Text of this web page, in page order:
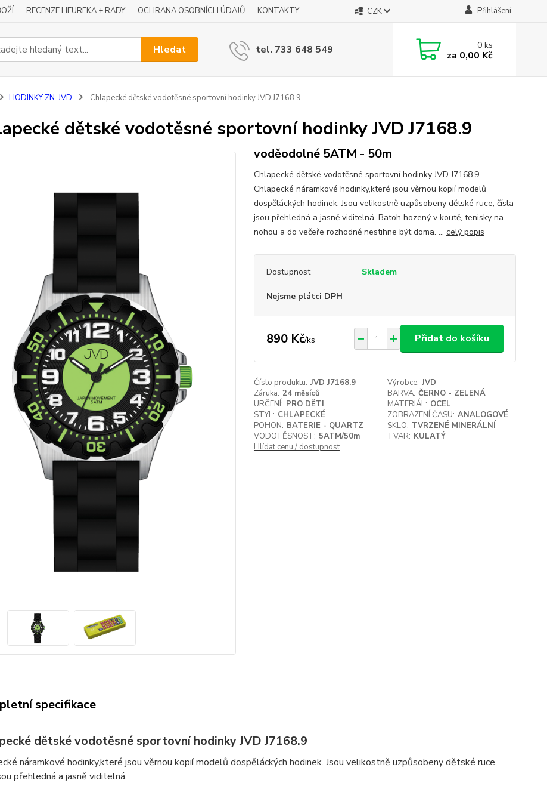
RECENZE HEUREKA + RADY OCHRANA OSOBNÍCH ÚDAJŮ KONTAKTY CZK Přihlášení
Hledat tel. 733 648 549 0ks
za 0,00 Kč
HODINKY ZN. JVD Chlapecké dětské vodotěsné sportovní hodinky JVD J7168.9
dětské vodotěsné sportovní hodinky JVD J7168.9
voděodolné 5ATM - 50m
Chlapecké dětské vodotěsné sportovní hodinky JVD J7168.9
Chlapecké náramkové hodinky,které jsou věrnou kopií modelů
dospěláckých hodinek. Jsou velikostně uzpůsobeny dětské ruce, čísla
jsou přehledná a jasně viditelná. Batoh hozený v koutě, tenisky na
nohou a do večeře rozhodně nestihne být doma. ... celý popis
Dostupnost Skladem
Nejsme plátci DPH
890 Kč/ks Přidat do košíku
Číslo produktu: JVD J7168.9 Výrobce: JVD
Záruka: 24 měsíců BARVA: ČERNO - ZELENÁ
URČENÍ: PRO DĚTI MATERIÁL: OCEL
STYL: CHLAPECKÉ ZOBRAZENÍ ČASU: ANALOGOVÉ
POHON: BATERIE - QUARTZ SKLO: TVRZENÉ MINERÁLNÍ
VODOTĚSNOST: 5ATM/50m TVAR: KULATÝ
Hlídat cenu / dostupnost
specifikace
dětské vodotěsné sportovní hodinky JVD J7168.9
náramkové hodinky,které jsou věrnou kopií modelů dospěláckých hodinek. Jsou velikostně uzpůsobeny dětské ruce,
přehledná a jasně viditelná.